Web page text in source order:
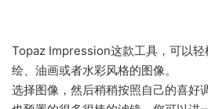
Topaz Impression这款工具，可以
绘、油画或者水彩风格的图像。
选择图像，然后稍稍按照自己的喜好